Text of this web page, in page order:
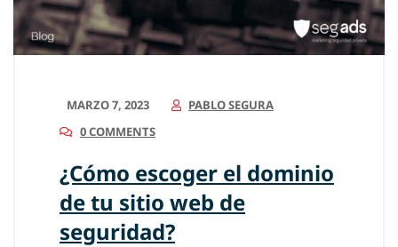
MARZO 7, 2023
PABLO SEGURA
0 COMMENTS
¿Cómo escoger el dominio
de tu sitio web de
seguridad?